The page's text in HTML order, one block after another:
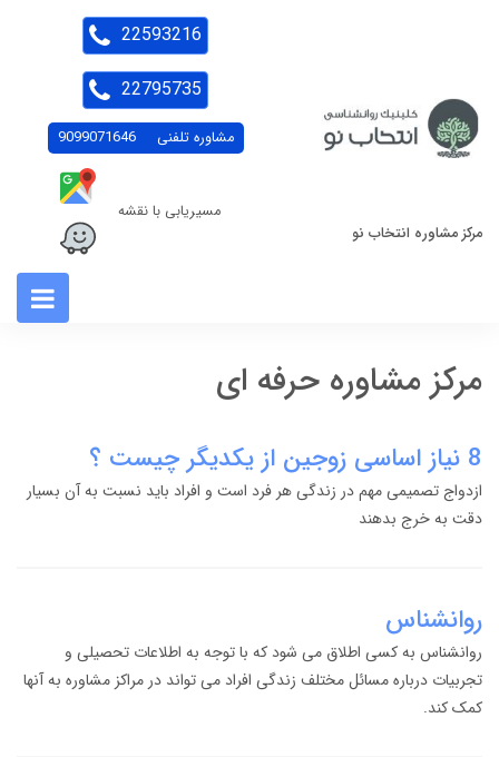
مرکز مشاوره انتخاب نو
مشاوره تلفنی 9099071646
مسیریابی با نقشه
22593216
22795735
مرکز مشاوره حرفه ای
8 نیاز اساسی زوجین از یکدیگر چیست ؟
ازدواج تصمیمی مهم در زندگی هر فرد است و افراد باید نسبت به آن بسیار
دقت به خرج بدهند
روانشناس
روانشناس به کسی اطلاق می شود که با توجه به اطلاعات تحصیلی و
تجربیات درباره مسائل مختلف زندگی افراد می تواند در مراکز مشاوره به آنها
کمک کند.